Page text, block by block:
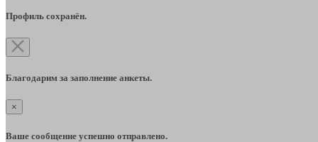
Профиль сохранён.
Благодарим за заполнение анкеты.
×
Ваше сообщение успешно отправлено.